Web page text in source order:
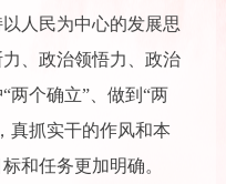
人民为中心的发展思
、政治领悟力、政治
两个确立”、做到“两
真抓实干的作风和本
和任务更加明确。